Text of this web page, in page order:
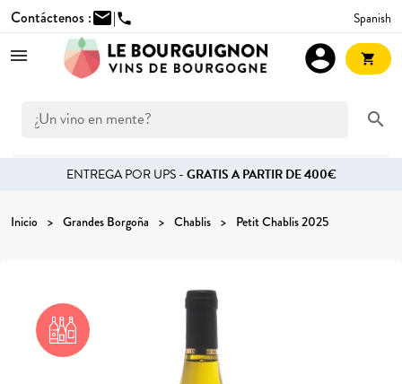
Contáctenos :mail|phone Spanish
search
account_circle shopping_cart
ENTREGA POR UPS -GRATIS A PARTIR DE 400€
Inicio Grandes Borgoña Chablis Petit Chablis 2025